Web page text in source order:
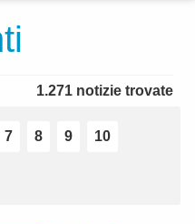
1.271 notizie trovate
7 8 9 10